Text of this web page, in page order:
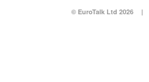
© EuroTalk Ltd 2026 |